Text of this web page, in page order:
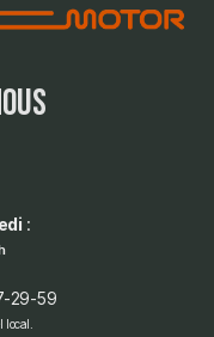
:
29-59